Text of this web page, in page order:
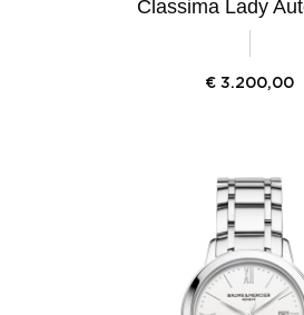
Classima Lady
€ 3.200,00